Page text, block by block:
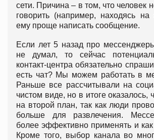
сети. Причина – в том, что человек
говорить (например, находясь
ему проще написать сообщение.
Если лет 5 назад про
не думал, то сейчас
контакт-центра обязательно
есть чат? Мы можем работать в
Раньше все рассчитывали на
чистом виде, но в итоге оказалось,
на второй план, так как люди
больше для развлечения.
более эффективно применять и
Кроме того, выбор канала во